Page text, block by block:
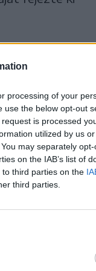
processing of your
use the below opt-out
is processed
utilized by us
may separately
on the IAB’s list of
third parties on the
third parties.
tűztünk
A
a
fel,
Az a